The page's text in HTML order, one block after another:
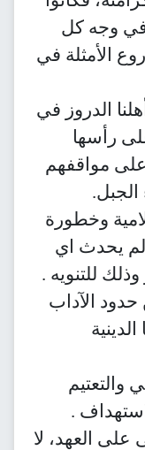
في وجه كل
الأمثلة في
الدروز في
رأسها
مواقفهم
الجبل.
وخطورة
لم يحدث اي
للتنويه .
الآداب
والتعتيم
.
على العهد، لا